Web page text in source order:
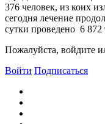
376 человек, из коих
сегодня лечение
сутки проведено 6 872
Пожалуйста, войдите
Войти Подписаться